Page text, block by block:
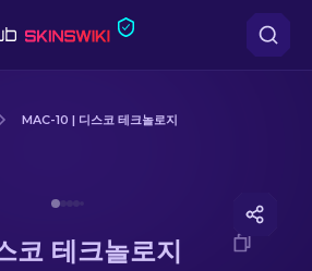
MAC-10 | 디스코 테크놀로지
코 테크놀로지